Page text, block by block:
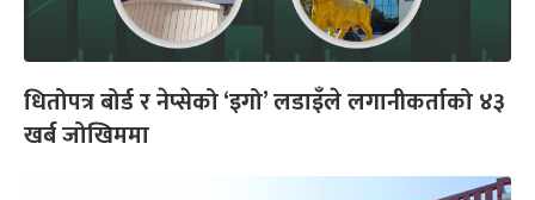
धितोपत्र बोर्ड र नेप्सेको ‘इगो’ लडाइँले लगानीकर्ताको ४३
खर्ब जोखिममा